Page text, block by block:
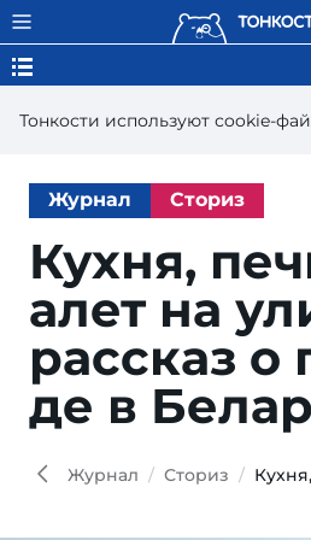
Тонкости используют сookie-
Журнал Сториз
Кухня,
а­лет на
рас­сказ
де в
Журнал Сториз